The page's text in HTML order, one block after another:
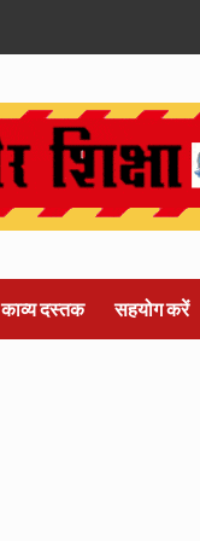
काव्य दस्तक सहयोग करें